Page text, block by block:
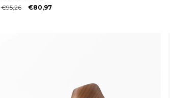
€95,26 €80,97